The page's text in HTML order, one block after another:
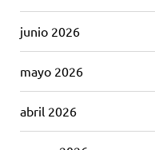
junio 2026
mayo 2026
abril 2026